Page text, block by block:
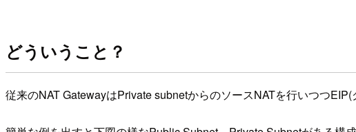
どういうこと？
従来のNAT GatewayはPrivate subnetからのソースNATを行いつつ